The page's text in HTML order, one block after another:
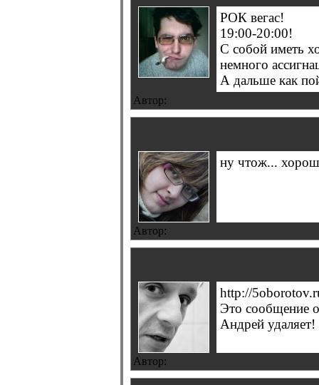
РОК вегас!
19:00-20:00!
С собой иметь
немного
А дальше как
Автор:
ну чтож...
Автор:
http://
Это сообщение
Андрей удаляет!
Автор: